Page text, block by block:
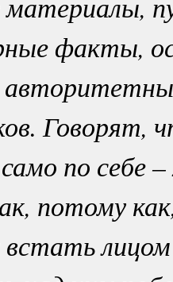
факты,
Говорят,
по себе
потому